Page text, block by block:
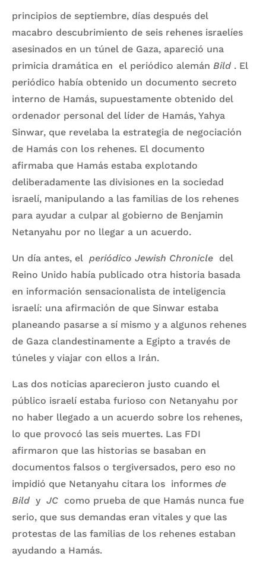
principios de septiembre, días después del
macabro descubrimiento de seis rehenes israelíes
asesinados en un túnel de Gaza, apareció una
primicia dramática en el periódico alemán Bild. El
periódico había obtenido un documento secreto
interno de Hamás, supuestamente obtenido del
ordenador personal del líder de Hamás, Yahya
Sinwar, que revelaba la estrategia de negociación
de Hamás con los rehenes. El documento
afirmaba que Hamás estaba explotando
deliberadamente las divisiones en la sociedad
israelí, manipulando a las familias de los rehenes
para ayudar a culpar al gobierno de Benjamin
Netanyahu por no llegar a un acuerdo.
Un día antes, el periódico Jewish Chronicle del
Reino Unido había publicado otra historia basada
en información sensacionalista de inteligencia
israelí: una afirmación de que Sinwar estaba
planeando pasarse a sí mismo y a algunos rehenes
de Gaza clandestinamente a Egipto a través de
túneles y viajar con ellos a Irán.
Las dos noticias aparecieron justo cuando el
público israelí estaba furioso con Netanyahu por
no haber llegado a un acuerdo sobre los rehenes,
lo que provocó las seis muertes. Las FDI
afirmaron que las historias se basaban en
documentos falsos o tergiversados, pero eso no
impidió que Netanyahu citara los informes de
Bild y JC como prueba de que Hamás nunca fue
serio, que sus demandas eran vitales y que las
protestas de las familias de los rehenes estaban
ayudando a Hamás.